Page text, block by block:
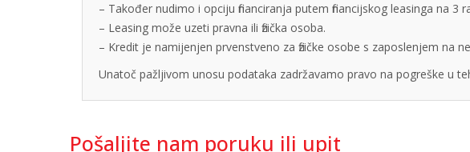
– Također nudimo i opciju financiranja putem financijskog leasinga na
– Leasing može uzeti pravna ili fizička osoba.
– Kredit je namijenjen prvenstveno za fizičke osobe s zaposlenjem na
Unatoč pažljivom unosu podataka zadržavamo pravo na pogreške u
Pošaljite nam poruku ili upit